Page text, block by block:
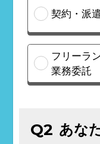
契約・派
フリーラ
業務委託
Q2 あな